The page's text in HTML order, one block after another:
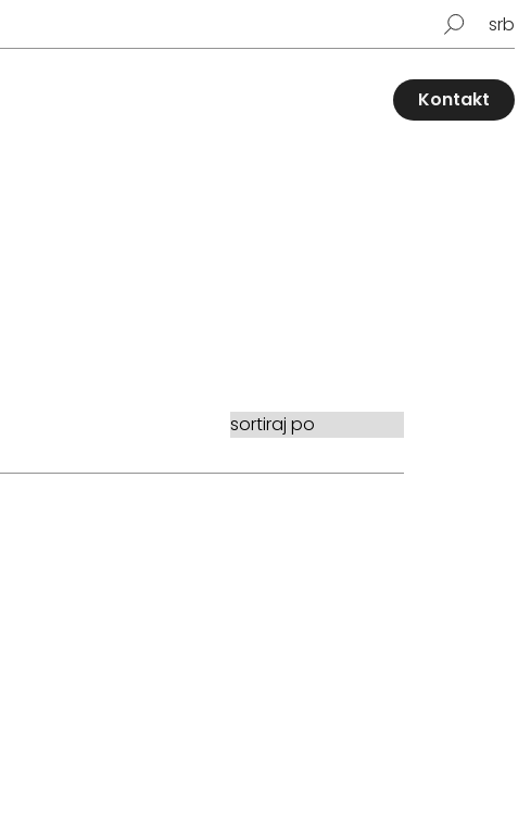
srb
Kontakt